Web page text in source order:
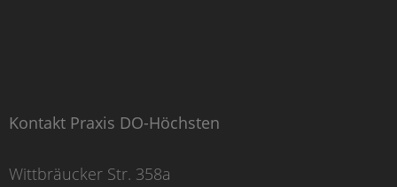
Kontakt Praxis DO-Höchsten
Wittbräucker Str. 358a